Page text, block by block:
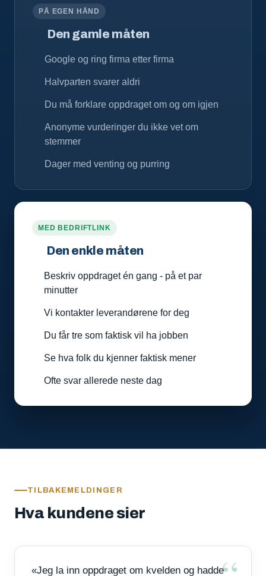
PÅ EGEN HÅND
Den gamle måten
Google og ring firma etter firma
Halvparten svarer aldri
Du må forklare oppdraget om og om igjen
Anonyme vurderinger du ikke vet om
stemmer
Dager med venting og purring
MED BEDRIFTLINK
Den enkle måten
Beskriv oppdraget én gang - på et par
minutter
Vi kontakter leverandørene for deg
Du får tre som faktisk vil ha jobben
Se hva folk du kjenner faktisk mener
Ofte svar allerede neste dag
TILBAKEMELDINGER
Hva kundene sier
«Jeg la inn oppdraget om kvelden og hadde